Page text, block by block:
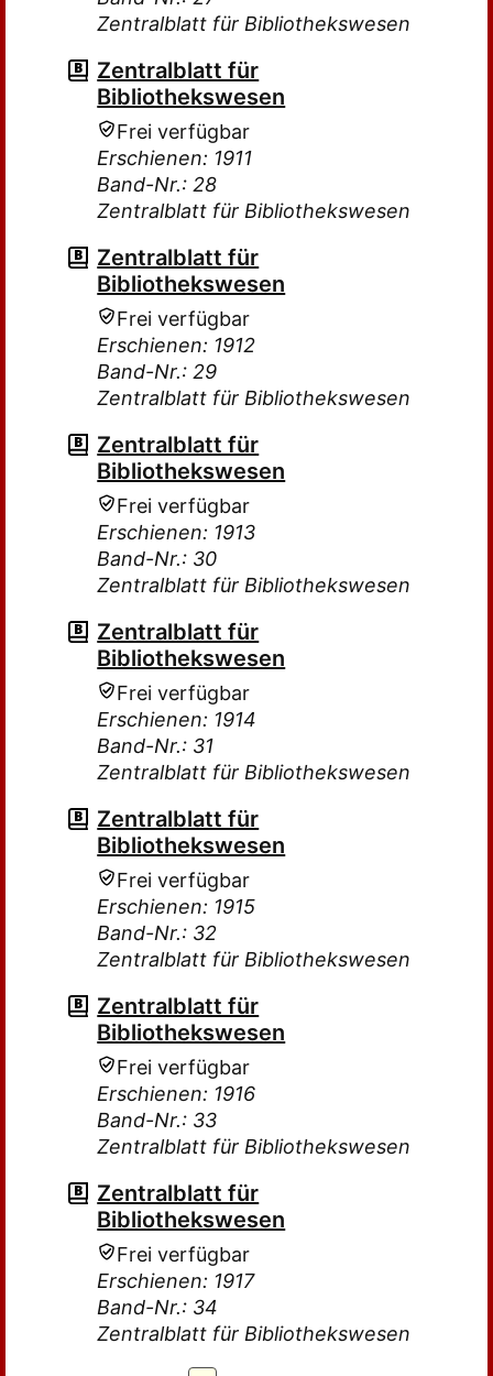
Zentralblatt für Bibliothekswesen
Zentralblatt für
Bibliothekswesen
Frei verfügbar
Erschienen: 1911
Band-Nr.: 28
Zentralblatt für Bibliothekswesen
Zentralblatt für
Bibliothekswesen
Frei verfügbar
Erschienen: 1912
Band-Nr.: 29
Zentralblatt für Bibliothekswesen
Zentralblatt für
Bibliothekswesen
Frei verfügbar
Erschienen: 1913
Band-Nr.: 30
Zentralblatt für Bibliothekswesen
Zentralblatt für
Bibliothekswesen
Frei verfügbar
Erschienen: 1914
Band-Nr.: 31
Zentralblatt für Bibliothekswesen
Zentralblatt für
Bibliothekswesen
Frei verfügbar
Erschienen: 1915
Band-Nr.: 32
Zentralblatt für Bibliothekswesen
Zentralblatt für
Bibliothekswesen
Frei verfügbar
Erschienen: 1916
Band-Nr.: 33
Zentralblatt für Bibliothekswesen
Zentralblatt für
Bibliothekswesen
Frei verfügbar
Erschienen: 1917
Band-Nr.: 34
Zentralblatt für Bibliothekswesen